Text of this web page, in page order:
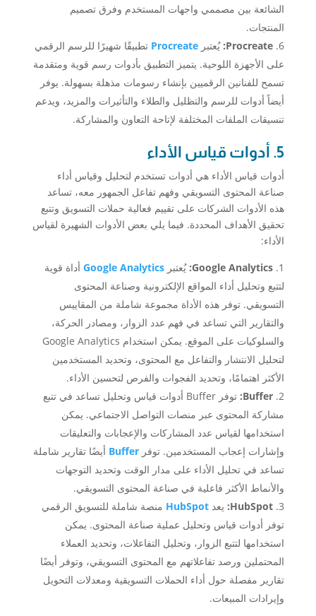
الشائعة بين مصممي واجهات المستخدم وفرق تصميم
المنتجات.
Procreate: يُعتبر Procreate تطبيقًا شهيرًا للرسم الرقمي
على الأجهزة اللوحية. يتميز التطبيق بأدوات رسم قوية ومتقدمة
تسمح للفنانين الرقميين بإنشاء رسومات مذهلة بسهولة. يوفر
أيضاً أدوات للرسم والتظليل والطلاء والتأثيرات والمزيد، ويدعم
تنسيقات الملفات المختلفة لإتاحة التعاون والمشاركة.
5. أدوات قياس الأداء
أدوات قياس الأداء هي أدوات تستخدم لتحليل وقياس أداء
صناعة المحتوى التسويقي وفهم تفاعل الجمهور معه، تساعد
هذه الأدوات الشركات على تقييم فعالية حملات التسويق وتتبع
تحقيق الأهداف المحددة. فيما يلي بعض الأدوات الشهيرة لقياس
الأداء:
Google Analytics: يُعتبر Google Analyticsأداة قوية
لتتبع وتحليل أداء المواقع الإلكترونية وصناعة المحتوى
التسويقي. توفر هذه الأداة مجموعة شاملة من المقاييس
والتقارير التي تساعد في فهم عدد الزوار، ومصادر الحركة،
والسلوكيات على الموقع. يمكن استخدام Google Analytics
لتحليل الانتشار والتفاعل مع المحتوى، وتحديد المستخدمين
الأكثر اهتمامًا، وتحديد الفجوات والفرص لتحسين الأداء.
Buffer:
توفر Buffer أدوات قياس وتحليل تساعد في تتبع
مشاركة المحتوى عبر منصات التواصل الاجتماعي. يمكن
استخدامها لقياس عدد المشاركات والإعجابات والتعليقات
وإشارات إعجاب المستخدمين. توفر Buffer أيضًا تقارير شاملة
تساعد في تحليل الأداء على مدار الوقت وتحديد التوجهات
والأنماط الأكثر فاعلية في صناعة المحتوى التسويقي.
HubSpot: يعد HubSpot منصة شاملة للتسويق الرقمي
توفر أدوات قياس وتحليل عملية صناعة المحتوى. يمكن
استخدامها لتتبع الزوار، وتحليل التفاعلات، وتحديد العملاء
المحتملين ورصد تفاعلاتهم مع المحتوى التسويقي، وتوفر أيضًا
تقارير مفصلة حول أداء الحملات التسويقية ومعدلات التحويل
وإيرادات المبيعات.